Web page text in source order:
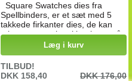
Square Swatches dies fra
Spellbinders, er et sæt med 5
takkede firkanter dies, de kan
mixes og matches i lagringer på
skrå og lige oven på hinanden .
Til udstansning og prægning i
stansemaskiner Mål: fra 1,8 cm
til 10 cm
Læg i kurv
TILBUD!
DKK 158,40
DKK 176,00